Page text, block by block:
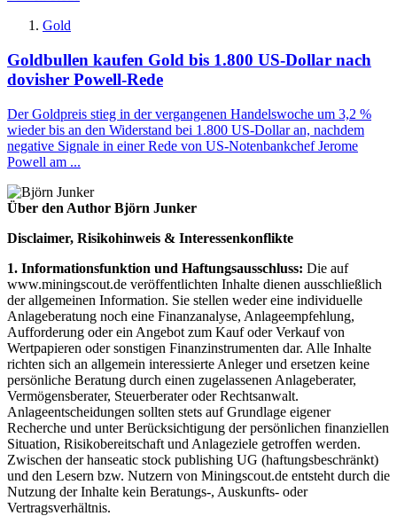
Gold
Goldbullen kaufen Gold bis 1.800 US-Dollar nach
dovisher Powell-Rede
Der Goldpreis stieg in der vergangenen Handelswoche um 3,2 %
wieder bis an den Widerstand bei 1.800 US-Dollar an, nachdem
negative Signale in einer Rede von US-Notenbankchef Jerome
Powell am ...
Über den Author Björn Junker
Disclaimer, Risikohinweis & Interessenkonflikte
1. Informationsfunktion und Haftungsausschluss: Die auf
www.miningscout.de veröffentlichten Inhalte dienen ausschließlich
der allgemeinen Information. Sie stellen weder eine individuelle
Anlageberatung noch eine Finanzanalyse, Anlageempfehlung,
Aufforderung oder ein Angebot zum Kauf oder Verkauf von
Wertpapieren oder sonstigen Finanzinstrumenten dar. Alle Inhalte
richten sich an allgemein interessierte Anleger und ersetzen keine
persönliche Beratung durch einen zugelassenen Anlageberater,
Vermögensberater, Steuerberater oder Rechtsanwalt.
Anlageentscheidungen sollten stets auf Grundlage eigener
Recherche und unter Berücksichtigung der persönlichen finanziellen
Situation, Risikobereitschaft und Anlageziele getroffen werden.
Zwischen der hanseatic stock publishing UG (haftungsbeschränkt)
und den Lesern bzw. Nutzern von Miningscout.de entsteht durch die
Nutzung der Inhalte kein Beratungs-, Auskunfts- oder
Vertragsverhältnis.